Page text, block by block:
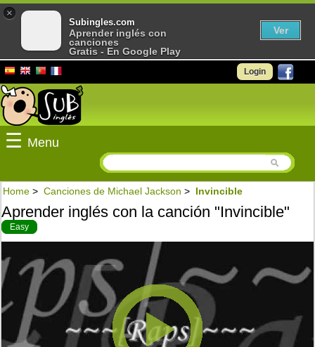
Login
☰ Menu
Home > Canciones de Michael Jackson > Invincible
Aprender inglés con la canción "Invincible"
Easy
×
Subingles.com
Aprender inglés con
canciones
Gratis - En Google Play
Ver